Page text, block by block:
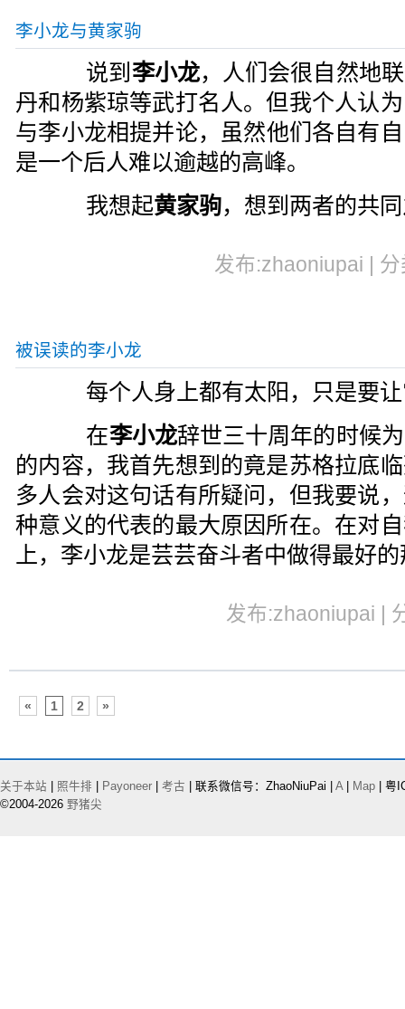
李小龙与黄家驹
说到 李小龙，人们会很自然地
丹和杨紫琼等武打名人。但我个人认
与李小龙相提并论，虽然他们各自有
是一个后人难以逾越的高峰。
我想起黄家驹，想到两者的共
发布:zhaoniupai |
被误读的李小龙
每个人身上都有太阳，只是要让
在李小龙辞世三十周年的时候
的内容，我首先想到的竟是苏格拉底
多人会对这句话有所疑问，但我要说
种意义的代表的最大原因所在。在对
上，李小龙是芸芸奋斗者中做得最好
发布:zhaoniupai |
« 1 2 »
关于本站 照牛排 Payoneer 考古 | 联系微信号：ZhaoNiuPai | A| Map | 粤
©2004-2026 野猪尖